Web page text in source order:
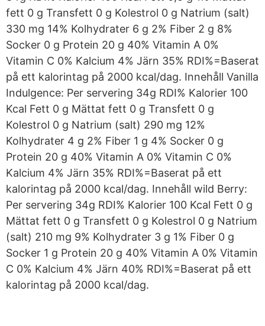
fett 0 g Transfett 0 g Kolestrol 0 g Natrium (salt)
330 mg 14% Kolhydrater 6 g 2% Fiber 2 g 8%
Socker 0 g Protein 20 g 40% Vitamin A 0%
Vitamin C 0% Kalcium 4% Järn 35% RDI%=Baserat
på ett kalorintag på 2000 kcal/dag. Innehåll Vanilla
Indulgence: Per servering 34g RDI% Kalorier 100
Kcal Fett 0 g Mättat fett 0 g Transfett 0 g
Kolestrol 0 g Natrium (salt) 290 mg 12%
Kolhydrater 4 g 2% Fiber 1 g 4% Socker 0 g
Protein 20 g 40% Vitamin A 0% Vitamin C 0%
Kalcium 4% Järn 35% RDI%=Baserat på ett
kalorintag på 2000 kcal/dag. Innehåll wild Berry:
Per servering 34g RDI% Kalorier 100 Kcal Fett 0 g
Mättat fett 0 g Transfett 0 g Kolestrol 0 g Natrium
(salt) 210 mg 9% Kolhydrater 3 g 1% Fiber 0 g
Socker 1 g Protein 20 g 40% Vitamin A 0% Vitamin
C 0% Kalcium 4% Järn 40% RDI%=Baserat på ett
kalorintag på 2000 kcal/dag.